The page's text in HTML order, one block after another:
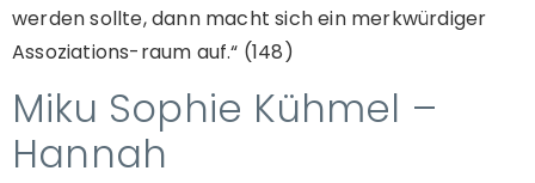
werden sollte, dann macht sich ein merkwürdiger
Assoziations-raum auf.“ (148)
Miku Sophie Kühmel –
Hannah